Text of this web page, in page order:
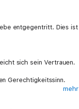
entgegentritt. Dies ist
sich sein Vertrauen.
Gerechtigkeitssinn.
mehr